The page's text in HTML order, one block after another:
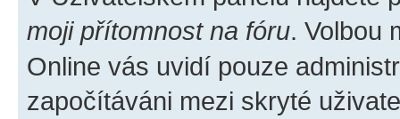
moji přítomnost na fóru. Volbou
Online vás uvidí pouze
započítáváni mezi skryté